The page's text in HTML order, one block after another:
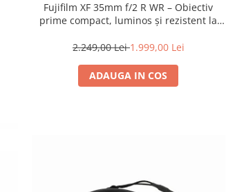
Fujifilm XF 35mm f/2 R WR – Obiectiv
prime compact, luminos și rezistent la
2.249,00 Lei1.999,00 Lei
ADAUGA IN COS